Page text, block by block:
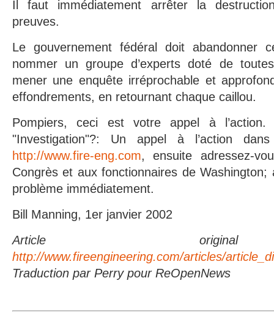
Il faut immédiatement arrêter la
preuves.
Le gouvernement fédéral doit abandonner
nommer un groupe d’experts doté de
mener une enquête irréprochable et
effondrements, en retournant chaque caillou.
Pompiers, ceci est votre appel à l’action.
"Investigation"?: Un appel à l’action
http://www.fire-eng.com, ensuite adressez-
Congrès et aux fonctionnaires de
problème immédiatement.
Bill Manning, 1er janvier 2002
Article
http://www.fireengineering.com/articles/
Traduction par Perry pour ReOpenNews